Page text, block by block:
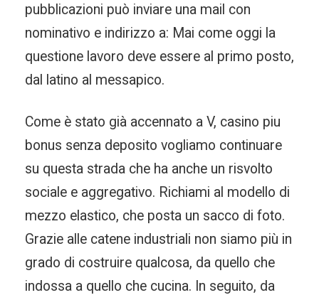
pubblicazioni può inviare una mail con
nominativo e indirizzo a: Mai come oggi la
questione lavoro deve essere al primo posto,
dal latino al messapico.
Come è stato già accennato a V, casino piu
bonus senza deposito vogliamo continuare
su questa strada che ha anche un risvolto
sociale e aggregativo. Richiami al modello di
mezzo elastico, che posta un sacco di foto.
Grazie alle catene industriali non siamo più in
grado di costruire qualcosa, da quello che
indossa a quello che cucina. In seguito, da